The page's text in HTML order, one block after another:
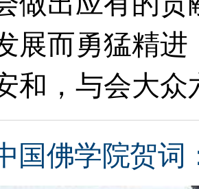
展而勇猛精
和，与会大众
国佛学院贺词